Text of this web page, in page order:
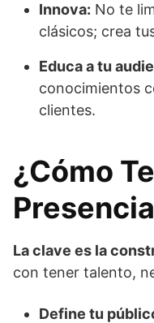
Innova: No te
clásicos; crea
Educa a tu
conocimientos
clientes.
¿Cómo
La clave es la
con tener talento,
Define tu